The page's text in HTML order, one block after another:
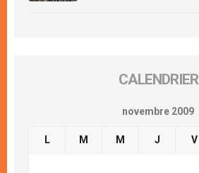
CALENDRIER
novembre 2009
L M M J V